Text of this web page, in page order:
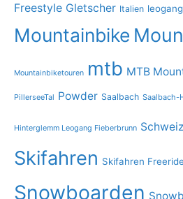
Freestyle Gletscher Italien leogang
Mountainbike
Mountainbiketouren mtb MTB
PillerseeTal Powder Saalbach Saalbach-
Hinterglemm Leogang Fieberbrunn Schweiz
Skifahren Skifahren
Snowboarden